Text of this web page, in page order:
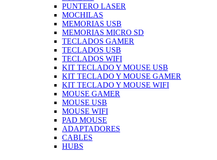
PUNTERO LASER
MOCHILAS
MEMORIAS USB
MEMORIAS MICRO SD
TECLADOS GAMER
TECLADOS USB
TECLADOS WIFI
KIT TECLADO Y MOUSE USB
KIT TECLADO Y MOUSE GAMER
KIT TECLADO Y MOUSE WIFI
MOUSE GAMER
MOUSE USB
MOUSE WIFI
PAD MOUSE
ADAPTADORES
CABLES
HUBS